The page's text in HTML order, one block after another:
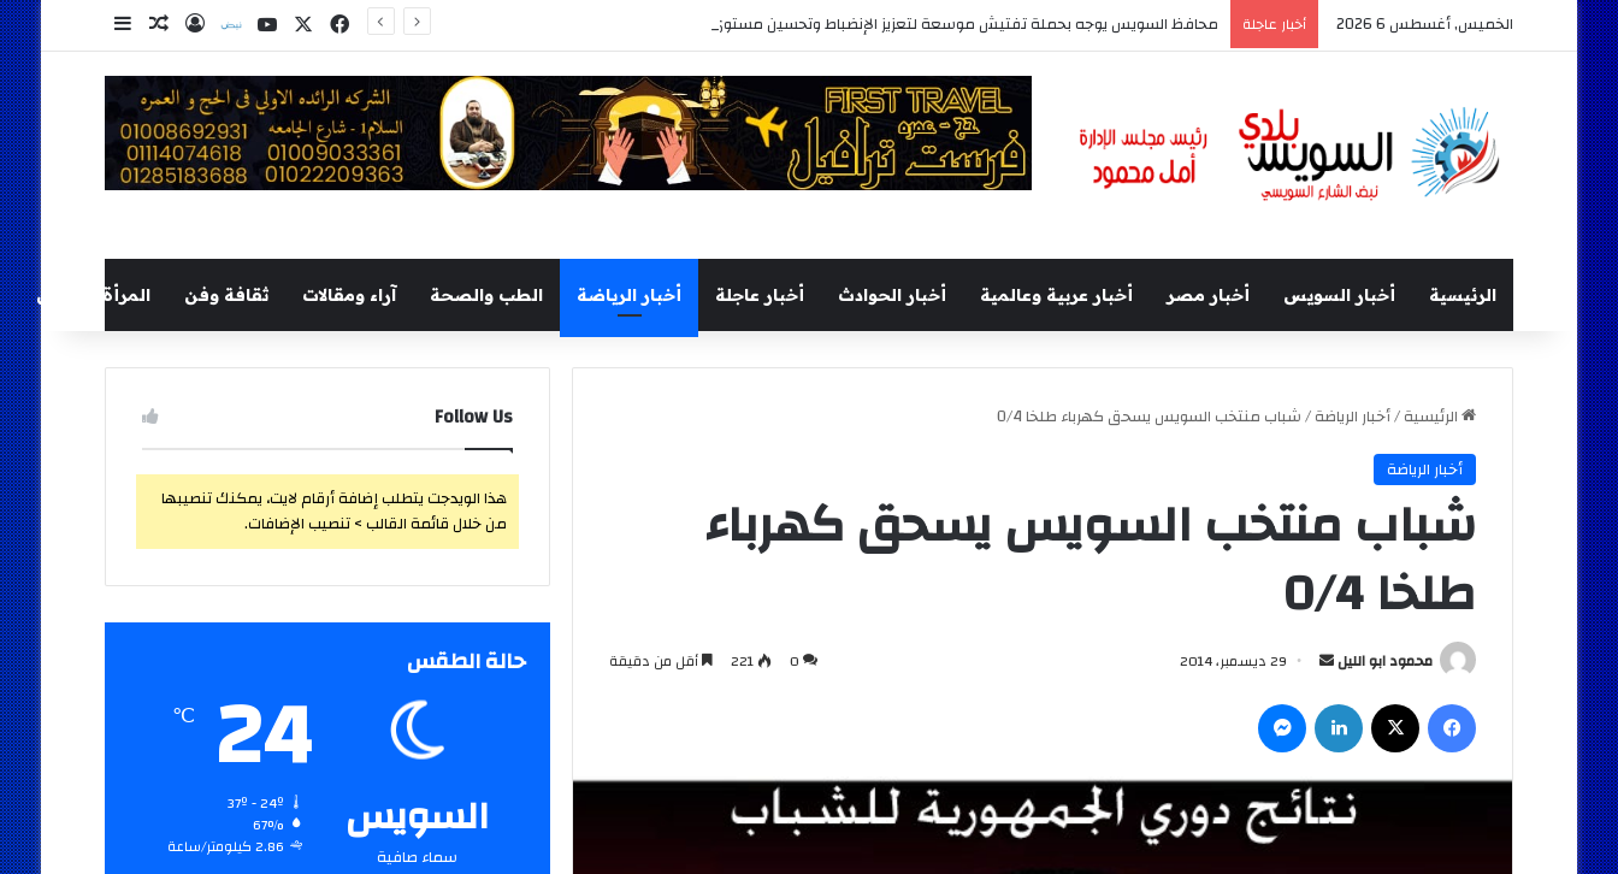
الخميس, أغسطس 6 2026 أخبار عاجلة محافظ السويس يوجه بحملة تفتيش موسعة لتعزيز الإنضباط وتحسين مستوى الخدمات بأحياء المحافظة فيسبوك
‫X
‫YouTube
نلضتسجيل الدخول
مقال عشوائي
إضافة عمود
الرئيسية أخبار السويس أخبار مصر أخبار عربية وعالمية أخبار الحوادث أخبار عاجلة أخبار الرياضة الطب والصحة آراء ومقالات ثقافة وفن المرأة والطفل
الرئيسية/أخبار الرياضة/شباب منتخب السويس يسحق كهرباء طلخا 0/4
أخبار الرياضة
شباب منتخب السويس يسحق كهرباء
طلخا 0/4
محمود ابو الليل
أرسل
إلكترونيا
29 ديسمبر، 2014 0
221 أقل من دقيقة
فيسبوك لينكدإن
Follow Us
هذا الويدجت يتطلب إضافة أرقام لايت، يمكنك تنصيبها
من خلال قائمة القالب > تنصيب الإضافات.
حالة الطقس
السويس
سماء صافية
24
℃
67%
2.86 كيلومتر/ساعة